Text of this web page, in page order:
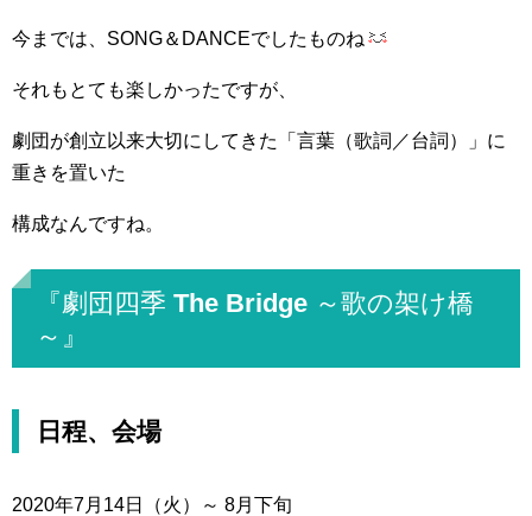
今までは、SONG＆DANCEでしたものね
それもとても楽しかったですが、
劇団が創立以来大切にしてきた「言葉（歌詞／台詞）」に
重きを置いた
構成なんですね。
『劇団四季 The Bridge ～歌の架け橋
～』
日程、会場
2020年7月14日（火）～ 8月下旬